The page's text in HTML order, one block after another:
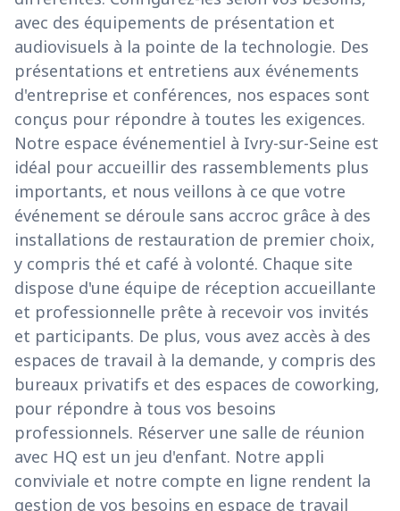
avec des équipements de présentation et
audiovisuels à la pointe de la technologie. Des
présentations et entretiens aux événements
d'entreprise et conférences, nos espaces sont
conçus pour répondre à toutes les exigences.
Notre espace événementiel à Ivry-sur-Seine est
idéal pour accueillir des rassemblements plus
importants, et nous veillons à ce que votre
événement se déroule sans accroc grâce à des
installations de restauration de premier choix,
y compris thé et café à volonté. Chaque site
dispose d'une équipe de réception accueillante
et professionnelle prête à recevoir vos invités
et participants. De plus, vous avez accès à des
espaces de travail à la demande, y compris des
bureaux privatifs et des espaces de coworking,
pour répondre à tous vos besoins
professionnels. Réserver une salle de réunion
avec HQ est un jeu d'enfant. Notre appli
conviviale et notre compte en ligne rendent la
gestion de vos besoins en espace de travail